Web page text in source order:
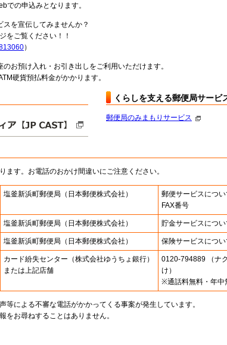
での申込みとなります。
を宣伝してみませんか？
をご覧ください！！
）
お預け入れ・お引き出しをご利用いただけます。
硬貨預払料金がかかります。
くらしを支える郵便局サービ
郵便局のみまもりサービス
す。お電話のおかけ間違いにご注意ください。
塩釜新浜町郵便局 （日本郵便株式会社） 郵便サービスについ
FAX番号
塩釜新浜町郵便局 （日本郵便株式会社） 貯金サービスについ
塩釜新浜町郵便局 （日本郵便株式会社） 保険サービスについ
カード紛失センター （株式会社ゆうちょ銀行）
または上記店舗
0120-794889 （ナ
け）
※通話料無料・年中
等による不審な電話がかかってくる事案が発生しています。
をお尋ねすることはありません。